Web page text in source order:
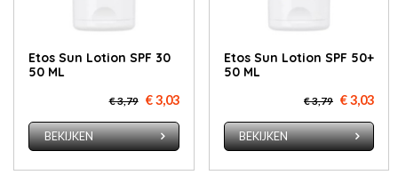
Etos Sun Lotion SPF 30
50 ML
€ 3,79 € 3,03
BEKIJKEN
Etos Sun Lotion SPF 50+
50 ML
€ 3,79 € 3,03
BEKIJKEN